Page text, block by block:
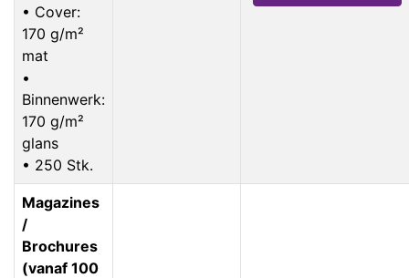
• Cover:
170 g/m²
mat
•
Binnenwerk:
170 g/m²
glans
• 250 Stk.
Magazines
/
Brochures
(vanaf 100